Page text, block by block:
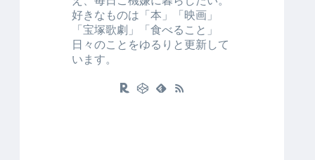
好きなものは「本」「映画」
「宝塚歌劇」「食べること」
日々のことをゆるりと更新して
います。